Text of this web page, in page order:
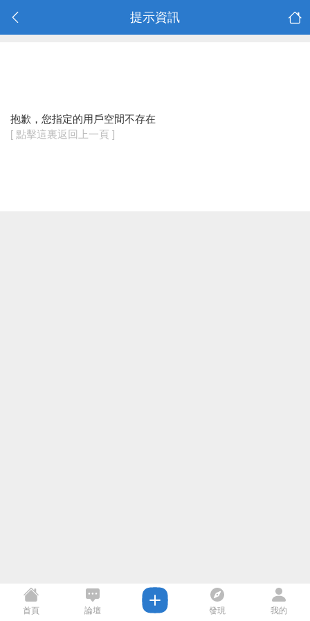
提示資訊
抱歉，您指定的用戶空間不存在
[ 點擊這裏返回上一頁 ]
首頁 論壇 發現 我的